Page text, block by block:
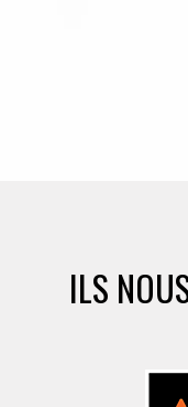
ILS